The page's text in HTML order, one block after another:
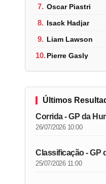
7. Oscar Piastri
8. Isack Hadjar
9. Liam Lawson
10.Pierre Gasly
Últimos
Corrida - GP da
26/07/2026 10:00
Classificação - GP
25/07/2026 11:00